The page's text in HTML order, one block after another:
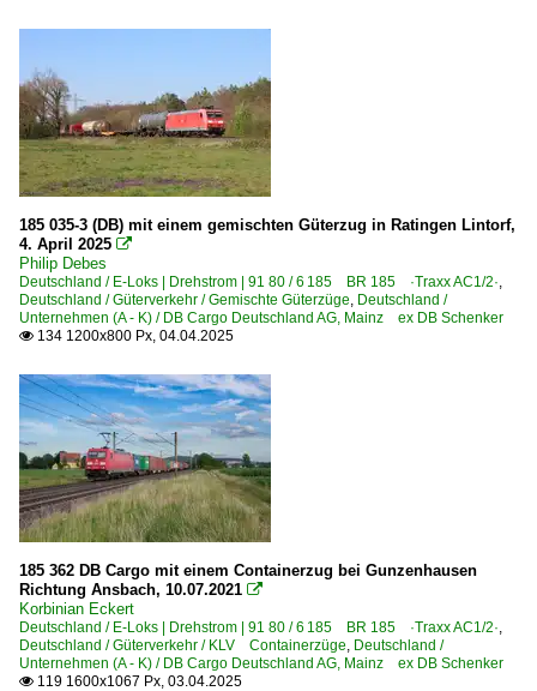
185 035-3 (DB) mit einem gemischten Güterzug in Ratingen Lintorf,
4. April 2025 
Philip Debes
Deutschland / E-Loks | Drehstrom | 91 80 / 6 185 BR 185 ·Traxx AC1/2·,
Deutschland / Güterverkehr / Gemischte Güterzüge, Deutschland /
Unternehmen (A - K) / DB Cargo Deutschland AG, Mainz ex DB Schenker
 134 1200x800 Px, 04.04.2025
185 362 DB Cargo mit einem Containerzug bei Gunzenhausen
Richtung Ansbach, 10.07.2021 
Korbinian Eckert
Deutschland / E-Loks | Drehstrom | 91 80 / 6 185 BR 185 ·Traxx AC1/2·,
Deutschland / Güterverkehr / KLV Containerzüge, Deutschland /
Unternehmen (A - K) / DB Cargo Deutschland AG, Mainz ex DB Schenker
 119 1600x1067 Px, 03.04.2025